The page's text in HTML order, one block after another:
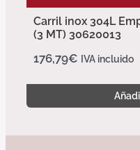
Carril inox 304L
(3 MT) 30620013
176,79€ IVA incluido